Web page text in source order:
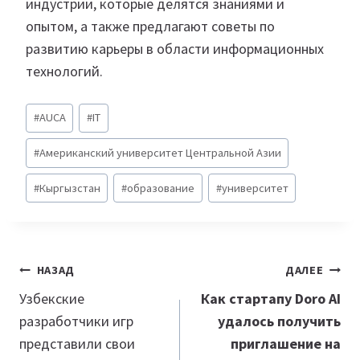
индустрии, которые делятся знаниями и
опытом, а также предлагают советы по
развитию карьеры в области информационных
технологий.
Метки
записи:
#AUCA #IT
#Американский университет Центральной Азии
#Кыргызстан #образование #университет
Навигация
по
записям
НАЗАД
Узбекские
разработчики игр
представили свои
ДАЛЕЕ
Как стартапу Doro AI
удалось получить
приглашение на